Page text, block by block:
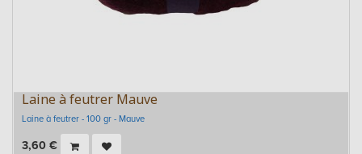
Laine à feutrer Mauve
Laine à feutrer - 100 gr - Mauve
3,60 €